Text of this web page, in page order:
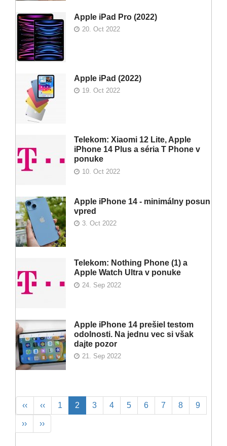
Apple iPad Pro (2022)
20. Oct 2022
Apple iPad (2022)
19. Oct 2022
Telekom: Xiaomi 12 Lite, Apple
iPhone 14 Plus a séria T Phone v
ponuke
10. Oct 2022
Apple iPhone 14 - minimálny posun
vpred
3. Oct 2022
Telekom: Nothing Phone (1) a
Apple Watch Ultra v ponuke
24. Sep 2022
Apple iPhone 14 prešiel testom
odolnosti. Na jednu vec si však
dajte pozor
21. Sep 2022
Pagination
First
page
‹‹
Previous
page
‹‹ Page
1
Aktuálna
stránka
2 Page
3 Page
4 Page
5 Page
6 Page
7 Page
8 Page
9
Ďalšia
strana
››
Posledná
strana
››